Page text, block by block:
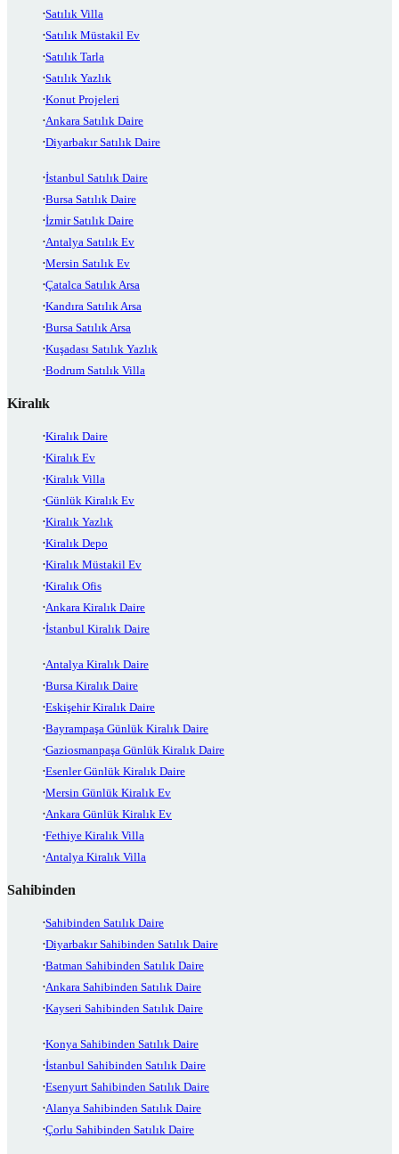
Satılık Villa
Satılık Müstakil Ev
Satılık Tarla
Satılık Yazlık
Konut Projeleri
Ankara Satılık Daire
Diyarbakır Satılık Daire
İstanbul Satılık Daire
Bursa Satılık Daire
İzmir Satılık Daire
Antalya Satılık Ev
Mersin Satılık Ev
Çatalca Satılık Arsa
Kandıra Satılık Arsa
Bursa Satılık Arsa
Kuşadası Satılık Yazlık
Bodrum Satılık Villa
Kiralık
Kiralık Daire
Kiralık Ev
Kiralık Villa
Günlük Kiralık Ev
Kiralık Yazlık
Kiralık Depo
Kiralık Müstakil Ev
Kiralık Ofis
Ankara Kiralık Daire
İstanbul Kiralık Daire
Antalya Kiralık Daire
Bursa Kiralık Daire
Eskişehir Kiralık Daire
Bayrampaşa Günlük Kiralık Daire
Gaziosmanpaşa Günlük Kiralık Daire
Esenler Günlük Kiralık Daire
Mersin Günlük Kiralık Ev
Ankara Günlük Kiralık Ev
Fethiye Kiralık Villa
Antalya Kiralık Villa
Sahibinden
Sahibinden Satılık Daire
Diyarbakır Sahibinden Satılık Daire
Batman Sahibinden Satılık Daire
Ankara Sahibinden Satılık Daire
Kayseri Sahibinden Satılık Daire
Konya Sahibinden Satılık Daire
İstanbul Sahibinden Satılık Daire
Esenyurt Sahibinden Satılık Daire
Alanya Sahibinden Satılık Daire
Çorlu Sahibinden Satılık Daire